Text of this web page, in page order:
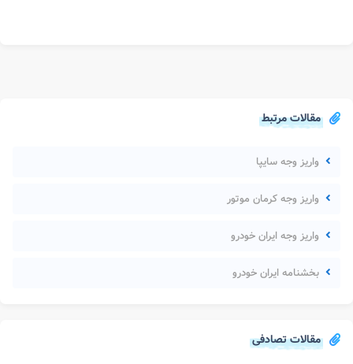
مقالات مرتبط
واریز وجه سایپا
واریز وجه کرمان موتور
واریز وجه ایران خودرو
بخشنامه ایران خودرو
مقالات تصادفی